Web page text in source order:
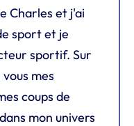
Charles et j'ai
sport et je
sportif. Sur
mes
coups de
mon univers